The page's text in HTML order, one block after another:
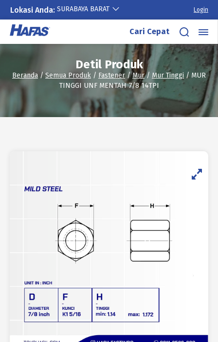
Lokasi Anda: SURABAYA BARAT Login
Lewati
konten
Cari Cepat
Detil Produk
Beranda /Semua Produk / Fastener /Mur/ Mur Tinggi / MUR
TINGGI UNF MENTAH 7/8 14TPI